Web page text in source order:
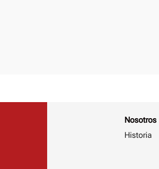
Nosotros
Historia